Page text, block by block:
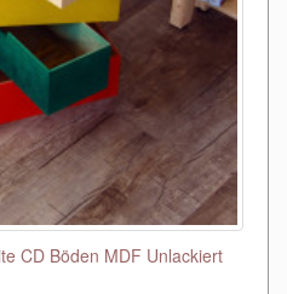
CD Böden MDF Unlackiert